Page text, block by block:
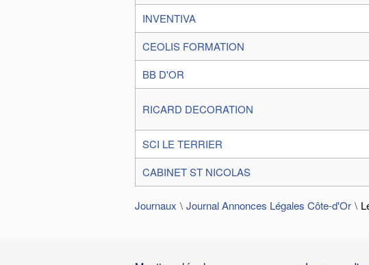
INVENTIVA
CEOLIS FORMATION
BB D'OR
RICARD DECORATION
SCI LE TERRIER
CABINET ST NICOLAS
Journaux Journal Annonces Légales Côte-d'Or